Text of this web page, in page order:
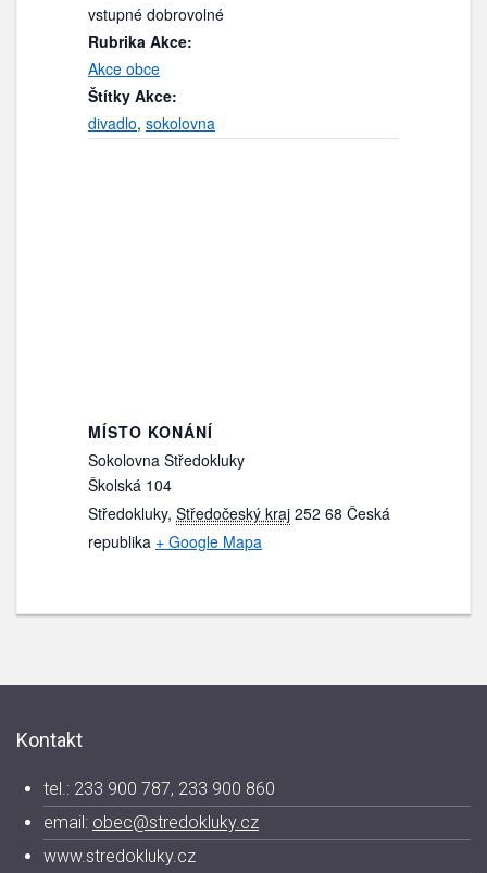
vstupné dobrovolné
Rubrika Akce:
Akce obce
Štítky Akce:
divadlo, sokolovna
MÍSTO KONÁNÍ
Sokolovna Středokluky
Školská 104
Středokluky, Středočeský kraj 252 68 Česká
republika + Google Mapa
Kontakt
tel.: 233 900 787, 233 900 860
email: obec@stredokluky.cz
www.stredokluky.cz